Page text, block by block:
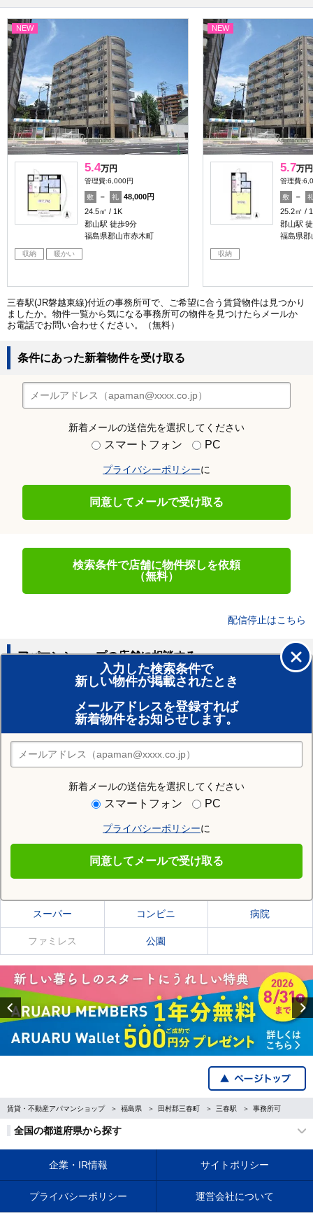
NEW
5.4万円
管理費:6,000円
敷 － 礼
48,000円
24.5㎡
1K
郡山駅 徒歩9分
福島県郡山市赤木町
収納 暖かい
NEW
5.7万円
管理費
敷 －
25.2㎡
郡山駅
福島県郡
収納
三春駅(JR磐越東線)付近の事務所可で、ご希望に合う賃貸物件は見つかり
ましたか。物件一覧から気になる事務所可の物件を見つけたらメールか
お電話でお問い合わせください。（無料）
条件にあった新着物件を受け取る
新着メールの送信先を選択してください
スマートフォン PC
プライバシーポリシーに
同意してメールで受け取る
検索条件で店舗に物件探しを依頼
（無料）
配信停止はこちら
入力した検索条件で
新しい物件が掲載されたとき
メールアドレスを登録すれば
新着物件をお知らせします。
新着メールの送信先を選択してください
スマートフォン PC
プライバシーポリシーに
同意してメールで受け取る
アパマンショップの店舗に相談する
賃貸のプロがお部屋探し！
おまかせ物件リクエスト
住みたい街の店舗を探す
店舗検索
住む街研究所で三春駅の情報を見る
三春駅の施設一覧
スーパー コンビニ 病院
ファミレス 公園
Previous
賃貸・不動産アパマンショップ 福島県 田村郡三春町 三春駅 事務所可
全国の都道府県から探す
企業・IR情報 サイトポリシー
プライバシーポリシー 運営会社について